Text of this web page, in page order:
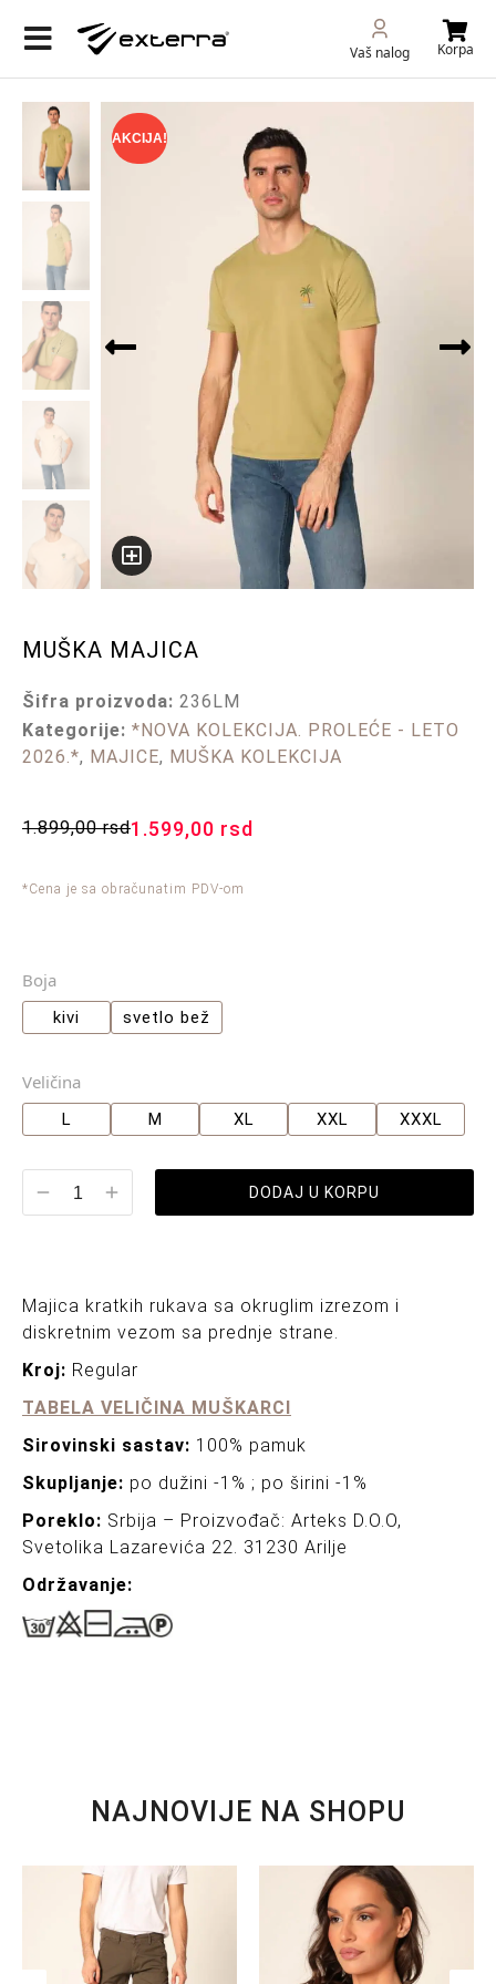
Vaš nalog Korpa
AKCIJA!
MUŠKA MAJICA
Šifra proizvoda: 236LM
Kategorije: *NOVA KOLEKCIJA. PROLEĆE - LETO
2026.*, MAJICE, MUŠKA KOLEKCIJA
1.899,00rsd1.599,00 rsd
*Cena je sa obračunatim PDV-om
Boja
kivi svetlo bež
Veličina
L M XL XXL XXXL
DODAJ U KORPU
Majica kratkih rukava sa okruglim izrezom i
diskretnim vezom sa prednje strane.
Kroj: Regular
TABELA VELIČINA MUŠKARCI
Sirovinski sastav: 100% pamuk
Skupljanje: po dužini -1% ; po širini -1%
Poreklo: Srbija – Proizvođač: Arteks D.O.O,
Svetolika Lazarevića 22. 31230 Arilje
Održavanje:
NAJNOVIJE NA SHOPU